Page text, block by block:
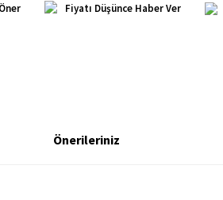
Fiyatı Düşünce Haber Ver
Önerileriniz